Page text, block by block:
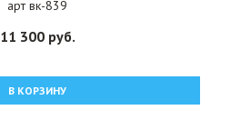
арт вк-839
11 300 руб.
В КОРЗИНУ